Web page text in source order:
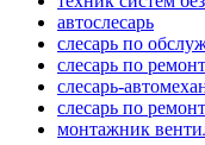
автослесарь
слесарь по
слесарь по
слесарь-
слесарь по
монтажник